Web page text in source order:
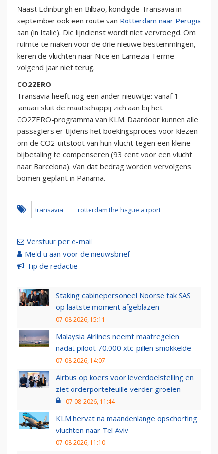
Naast Edinburgh en Bilbao, kondigde Transavia in
september ook een route van Rotterdam naar Perugia
aan (in Italië). Die lijndienst wordt niet vervroegd. Om
ruimte te maken voor de drie nieuwe bestemmingen,
keren de vluchten naar Nice en Lamezia Terme
volgend jaar niet terug.
CO2ZERO
Transavia heeft nog een ander nieuwtje: vanaf 1
januari sluit de maatschappij zich aan bij het
CO2ZERO-programma van KLM. Daardoor kunnen alle
passagiers er tijdens het boekingsproces voor kiezen
om de CO2-uitstoot van hun vlucht tegen een kleine
bijbetaling te compenseren (93 cent voor een vlucht
naar Barcelona). Van dat bedrag worden vervolgens
bomen geplant in Panama.
transavia rotterdam the hague airport
Verstuur per e-mail
Meld u aan voor de nieuwsbrief
Tip de redactie
Staking cabinepersoneel Noorse tak SAS
op laatste moment afgeblazen
07-08-2026, 15:11
Malaysia Airlines neemt maatregelen
nadat piloot 70.000 xtc-pillen smokkelde
07-08-2026, 14:07
Airbus op koers voor leverdoelstelling en
ziet orderportefeuille verder groeien
07-08-2026, 11:44
KLM hervat na maandenlange opschorting
vluchten naar Tel Aviv
07-08-2026, 11:10